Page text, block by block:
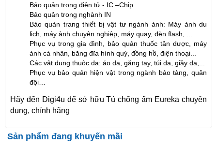
Bảo quản trong điện tử - IC –Chip…
Bảo quản trong nghành IN
Bảo quản trang thiết bị vật tư ngành ảnh: Máy ảnh du
lịch, máy ảnh chuyên nghiệp, máy quay, đèn flash, ...
Phục vụ trong gia đình, bảo quản thuốc tân dược, máy
ảnh cá nhân, băng đĩa hình quý, đồng hồ, điện thoại...
Các vật dụng thuộc da: áo da, găng tay, túi da, giầy da,...
Phục vụ bảo quản hiện vật trong ngành bảo tàng, quân
đội…
Hãy đến Digi4u để sở hữu Tủ chống ẩm Eureka chuyên
dụng, chính hãng
Sản phẩm đang khuyến mãi